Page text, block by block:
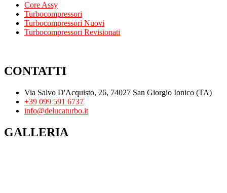
Core Assy
Turbocompressori
Turbocompressori Nuovi
Turbocompressori Revisionati
CONTATTI
Via Salvo D'Acquisto, 26, 74027 San Giorgio Ionico (TA)
+39 099 591 6737
info@delucaturbo.it
GALLERIA